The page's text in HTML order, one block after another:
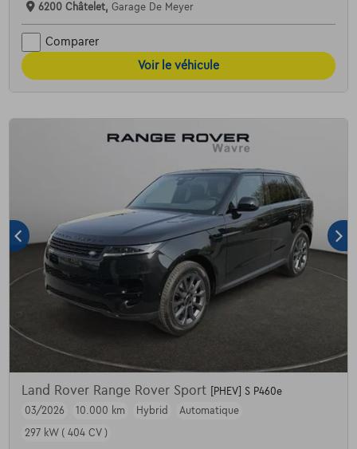
6200 Châtelet, Garage De Meyer
Comparer
Voir le véhicule
Land Rover Range Rover Sport
[PHEV] S P460e
03/2026
10.000 km Hybrid
Automatique
297 kW ( 404 CV )